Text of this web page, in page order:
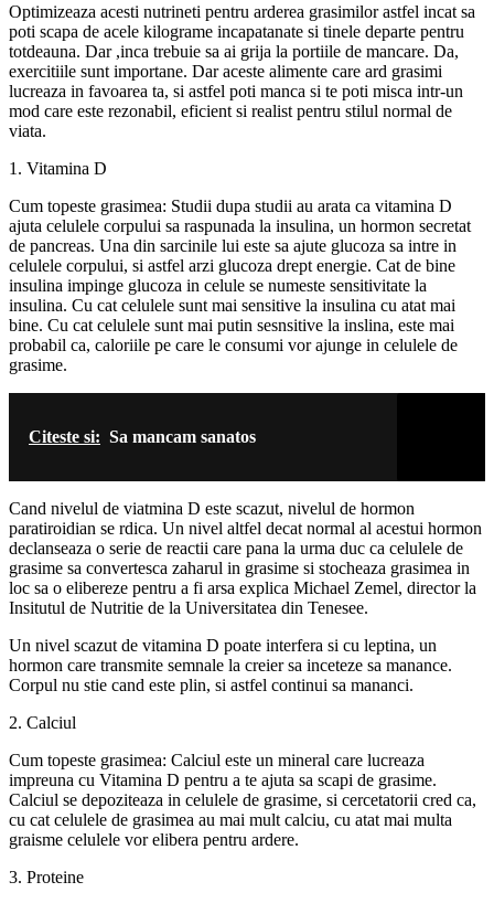
Optimizeaza acesti nutrineti pentru arderea grasimilor astfel incat sa
poti scapa de acele kilograme incapatanate si tinele departe pentru
totdeauna. Dar ,inca trebuie sa ai grija la portiile de mancare. Da,
exercitiile sunt importane. Dar aceste alimente care ard grasimi
lucreaza in favoarea ta, si astfel poti manca si te poti misca intr-un
mod care este rezonabil, eficient si realist pentru stilul normal de
viata.
1. Vitamina D
Cum topeste grasimea: Studii dupa studii au arata ca vitamina D
ajuta celulele corpului sa raspunada la insulina, un hormon secretat
de pancreas. Una din sarcinile lui este sa ajute glucoza sa intre in
celulele corpului, si astfel arzi glucoza drept energie. Cat de bine
insulina impinge glucoza in celule se numeste sensitivitate la
insulina. Cu cat celulele sunt mai sensitive la insulina cu atat mai
bine. Cu cat celulele sunt mai putin sesnsitive la inslina, este mai
probabil ca, caloriile pe care le consumi vor ajunge in celulele de
grasime.
Citeste si: Sa mancam sanatos
Cand nivelul de viatmina D este scazut, nivelul de hormon
paratiroidian se rdica. Un nivel altfel decat normal al acestui hormon
declanseaza o serie de reactii care pana la urma duc ca celulele de
grasime sa convertesca zaharul in grasime si stocheaza grasimea in
loc sa o elibereze pentru a fi arsa explica Michael Zemel, director la
Insitutul de Nutritie de la Universitatea din Tenesee.
Un nivel scazut de vitamina D poate interfera si cu leptina, un
hormon care transmite semnale la creier sa inceteze sa manance.
Corpul nu stie cand este plin, si astfel continui sa mananci.
2. Calciul
Cum topeste grasimea: Calciul este un mineral care lucreaza
impreuna cu Vitamina D pentru a te ajuta sa scapi de grasime.
Calciul se depoziteaza in celulele de grasime, si cercetatorii cred ca,
cu cat celulele de grasimea au mai mult calciu, cu atat mai multa
graisme celulele vor elibera pentru ardere.
3. Proteine